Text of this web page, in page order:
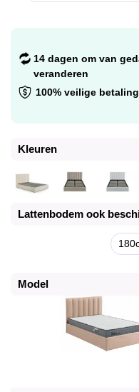
14 dagen om van
veranderen
100% veilige betaling
Kleuren
Lattenbodem ook
Model